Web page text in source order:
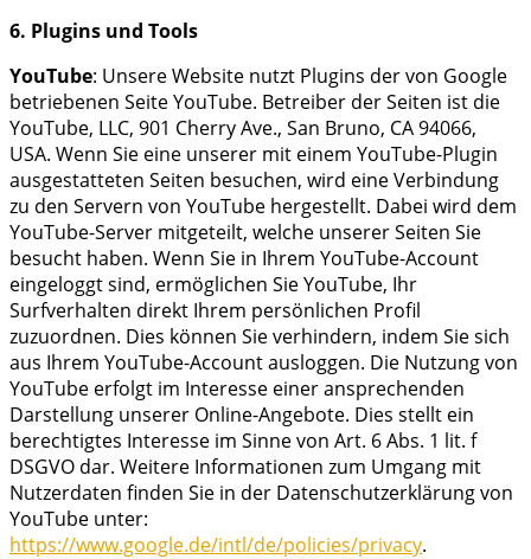
6. Plugins und Tools
YouTube: Unsere Website nutzt Plugins der von Google
betriebenen Seite YouTube. Betreiber der Seiten ist die
YouTube, LLC, 901 Cherry Ave., San Bruno, CA 94066,
USA. Wenn Sie eine unserer mit einem YouTube-Plugin
ausgestatteten Seiten besuchen, wird eine Verbindung
zu den Servern von YouTube hergestellt. Dabei wird dem
YouTube-Server mitgeteilt, welche unserer Seiten Sie
besucht haben. Wenn Sie in Ihrem YouTube-Account
eingeloggt sind, ermöglichen Sie YouTube, Ihr
Surfverhalten direkt Ihrem persönlichen Profil
zuzuordnen. Dies können Sie verhindern, indem Sie sich
aus Ihrem YouTube-Account ausloggen. Die Nutzung von
YouTube erfolgt im Interesse einer ansprechenden
Darstellung unserer Online-Angebote. Dies stellt ein
berechtigtes Interesse im Sinne von Art. 6 Abs. 1 lit. f
DSGVO dar. Weitere Informationen zum Umgang mit
Nutzerdaten finden Sie in der Datenschutzerklärung von
YouTube unter:
https://www.google.de/intl/de/policies/privacy.